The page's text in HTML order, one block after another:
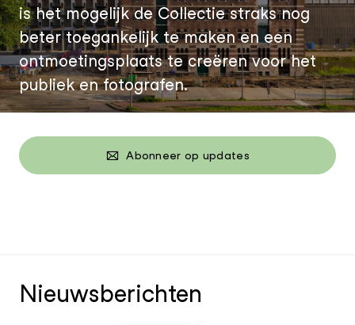
is het mogelijk de Collectie straks nog
beter toegankelijk te maken en een
ontmoetingsplaats te creëren voor het
publiek en fotografen.
Abonneer op updates
Nieuwsberichten